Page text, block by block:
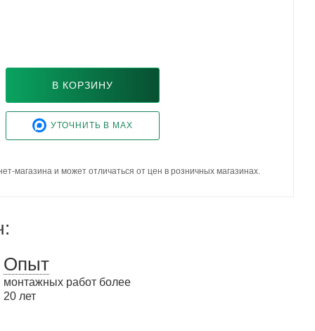
В КОРЗИНУ
УТОЧНИТЬ В MAX
магазина и может отличаться от цен в розничных магазинах.
Опыт
монтажных работ более
20 лет